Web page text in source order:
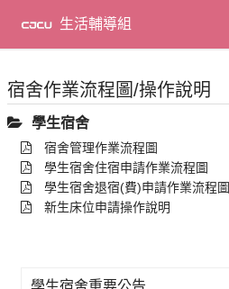
主
容
生活輔導組
宿舍作業流程圖/操作說明
學生宿舍
宿舍管理作業流程圖
學生宿舍住宿申請作業流程圖
學生宿舍退宿(費)申請作業流程圖
新生床位申請操作說明
學生宿舍重要公告